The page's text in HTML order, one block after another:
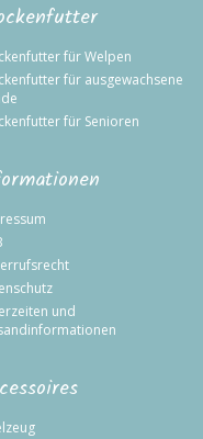
für Welpen
für ausgewachsene
für Senioren
und